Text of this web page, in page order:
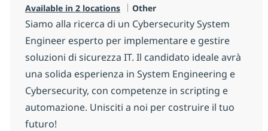
Available in 2 locations Category
Other
Siamo alla ricerca di un Cybersecurity System
Engineer esperto per implementare e gestire
soluzioni di sicurezza IT. Il candidato ideale avrà
una solida esperienza in System Engineering e
Cybersecurity, con competenze in scripting e
automazione. Unisciti a noi per costruire il tuo
futuro!